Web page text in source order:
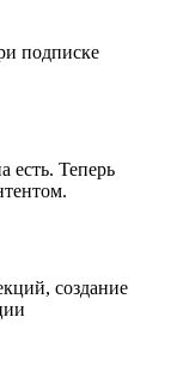
подписке
есть. Теперь
создание